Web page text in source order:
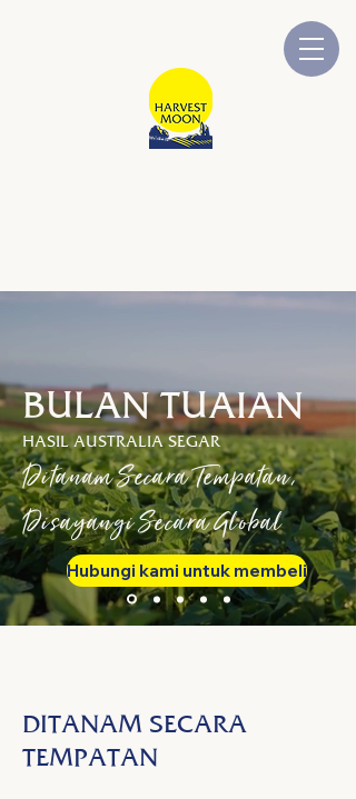
HASIL AUSTRALIA SEGAR
BULAN TUAIAN
Ditanam Secara Tempatan,
Disayangi Secara Global
Hubungi kami untuk membeli
DITANAM SECARA
TEMPATAN